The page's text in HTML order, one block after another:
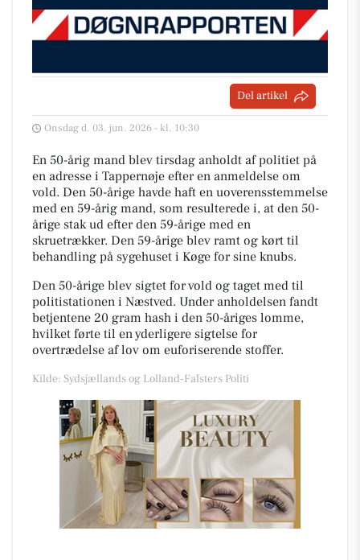
Del artikel
Onsdag d. 03. jun. 2026 - kl. 10:30
En 50-årig mand blev tirsdag anholdt af politiet på
en adresse i Tappernøje efter en anmeldelse om
vold. Den 50-årige havde haft en uoverensstemmelse
med en 59-årig mand, som resulterede i, at den 50-
årige stak ud efter den 59-årige med en
skruetrækker. Den 59-årige blev ramt og kørt til
behandling på sygehuset i Køge for sine knubs.
Den 50-årige blev sigtet for vold og taget med til
politistationen i Næstved. Under anholdelsen fandt
betjentene 20 gram hash i den 50-åriges lomme,
hvilket førte til en yderligere sigtelse for
overtrædelse af lov om euforiserende stoffer.
Kilde: Sydsjællands og Lolland-Falsters Politi